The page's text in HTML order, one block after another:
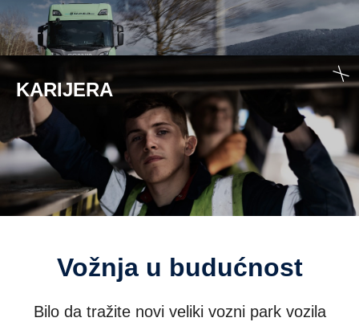
KARIJERA
Vožnja u budućnost
Bilo da tražite novi veliki vozni park vozila